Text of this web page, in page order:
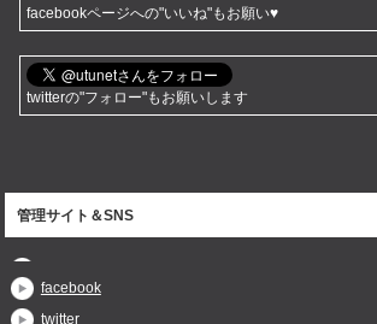
facebookページへの"いいね"もお願い♥
twitterの"フォロー"もお願いします
管理サイト＆SNS
facebook
twitter